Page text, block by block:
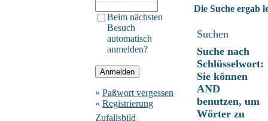
Beim nächsten
Besuch
automatisch
anmelden?
» Paßwort vergessen
» Registrierung
Zufallsbild
Die Suche ergab
Suchen
Suche nach
Schlüsselwort:
Sie können
AND
benutzen, um
Wörter zu